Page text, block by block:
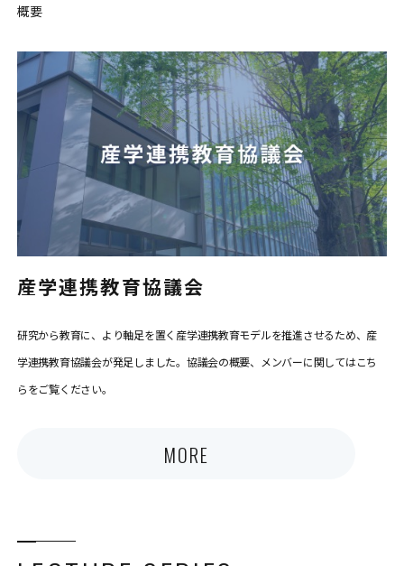
概要
産学連携教育協議会
研究から教育に、より軸足を置く産学連携教育モデルを推進させるため、産
学連携教育協議会が発足しました。協議会の概要、メンバーに関してはこち
らをご覧ください。
MORE